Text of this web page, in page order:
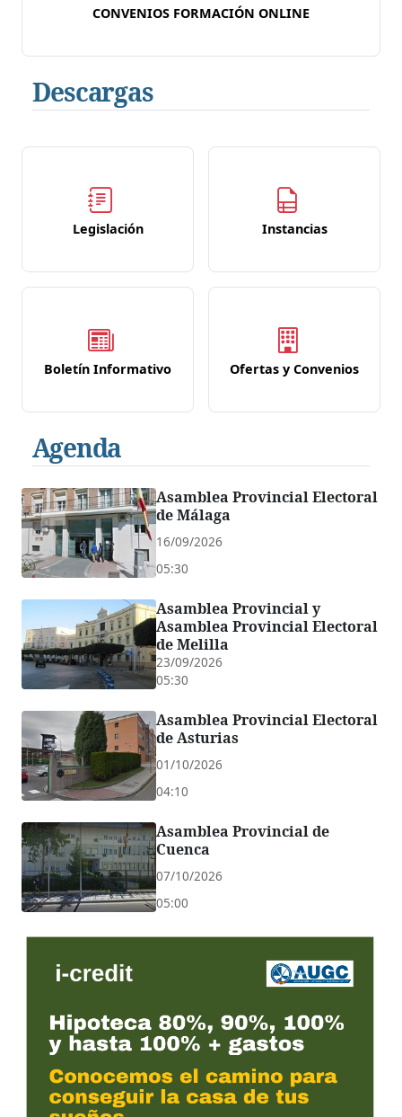
CONVENIOS FORMACIÓN ONLINE
Descargas
Legislación Instancias
Boletín Informativo Ofertas y Convenios
Agenda
Asamblea Provincial Electoral
de Málaga
16/09/2026
05:30
Asamblea Provincial y
Asamblea Provincial Electoral
de Melilla
23/09/2026
05:30
Asamblea Provincial Electoral
de Asturias
01/10/2026
04:10
Asamblea Provincial de
Cuenca
07/10/2026
05:00